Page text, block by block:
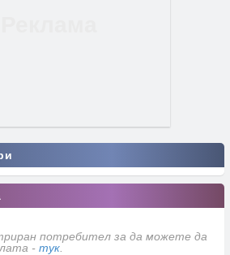
потребител за да можете да
- тук